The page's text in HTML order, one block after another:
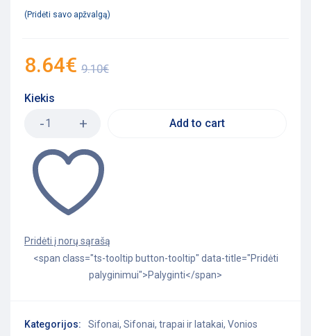
Pridėti savo apžvalgą
9.10€
8.64€
Kiekis
Add to cart
<span class="ts-tooltip button-tooltip" data-title="Pridėti
palyginimui">Palyginti</span>
Kategorijos: Sifonai, Sifonai, trapai ir latakai, Vonios